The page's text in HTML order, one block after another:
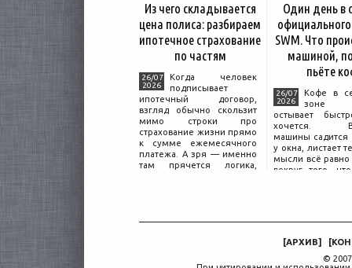
Из чего складывается
цена полиса: разбираем
ипотечное страхование
по частям
26/07
2026
Когда человек
подписывает
ипотечный договор,
взгляд обычно скользит
мимо строки про
страхование жизни прямо
к сумме ежемесячного
платежа. А зря — именно
там прячется логика,
Один день в
SWM. Что
машиной,
пьёте
26/07
2026
Кофе в
зоне
остывает
хочется.
машины садится
у окна, листает
мысли всё равно
вокруг того,
машины
[АРХИВ] [
©